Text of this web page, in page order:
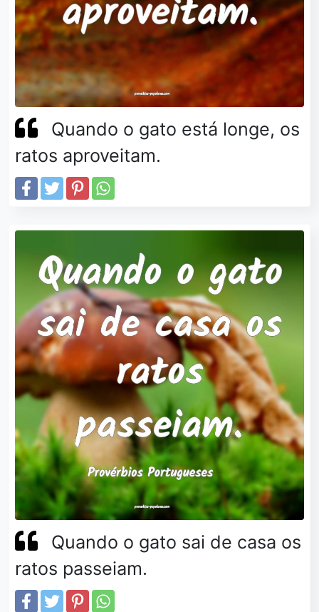
Quando o gato está longe, os
ratos aproveitam.
Quando o gato sai de casa os
ratos passeiam.